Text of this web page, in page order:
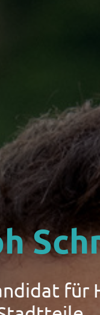
für